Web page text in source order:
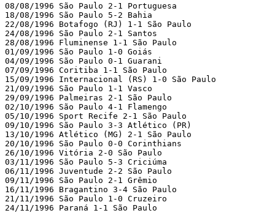
08/08/1996 São Paulo 2-1 Portuguesa
18/08/1996 São Paulo 5-2 Bahia
22/08/1996 Botafogo (RJ) 1-1 São Paulo
24/08/1996 São Paulo 2-1 Santos
28/08/1996 Fluminense 1-1 São Paulo
01/09/1996 São Paulo 1-0 Goiás
04/09/1996 São Paulo 0-1 Guarani
07/09/1996 Coritiba 1-1 São Paulo
15/09/1996 Internacional (RS) 1-0 São Paulo
21/09/1996 São Paulo 1-1 Vasco
29/09/1996 Palmeiras 2-1 São Paulo
02/10/1996 São Paulo 4-1 Flamengo
05/10/1996 Sport Recife 2-1 São Paulo
09/10/1996 São Paulo 3-3 Atlético (PR)
13/10/1996 Atlético (MG) 2-1 São Paulo
20/10/1996 São Paulo 0-0 Corinthians
26/10/1996 Vitória 2-0 São Paulo
03/11/1996 São Paulo 5-3 Criciúma
06/11/1996 Juventude 2-2 São Paulo
09/11/1996 São Paulo 2-1 Grêmio
16/11/1996 Bragantino 3-4 São Paulo
21/11/1996 São Paulo 1-0 Cruzeiro
24/11/1996 Paraná 1-1 São Paulo